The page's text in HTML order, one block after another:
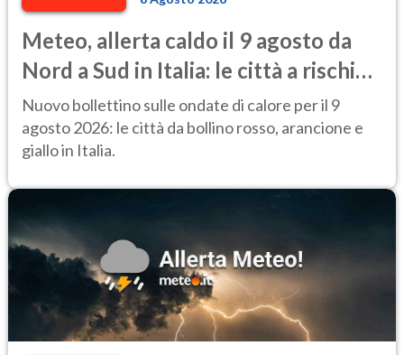
Meteo, allerta caldo il 9 agosto da
Nord a Sud in Italia: le città a rischio
per il Ministero della Salute
Nuovo bollettino sulle ondate di calore per il 9
agosto 2026: le città da bollino rosso, arancione e
giallo in Italia.